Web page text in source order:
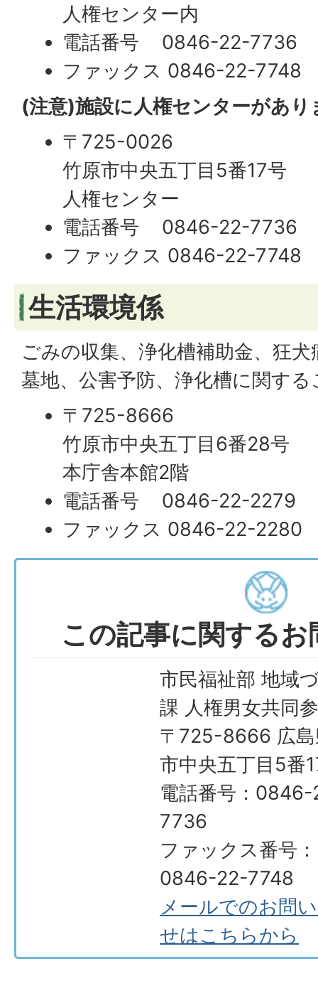
人権センター内
電話番号 0846-22-7736
ファックス 0846-22-7748
(注意)施設に人権センターがあり
〒725-0026
竹原市中央五丁目5番17号
人権センター
電話番号 0846-22-7736
ファックス 0846-22-7748
生活環境係
ごみの収集、浄化槽補助金、狂
墓地、公害予防、浄化槽に関す
〒725-8666
竹原市中央五丁目6番28号
本庁舎本館2階
電話番号 0846-22-2279
ファックス 0846-22-2280
この記事に関する
市民福祉部 地域
課 人権男女共同
〒725-8666 広島
市中央五丁目5番
電話番号：
7736
ファックス番号：
0846-22-7748
メールでのお問
せはこちらから